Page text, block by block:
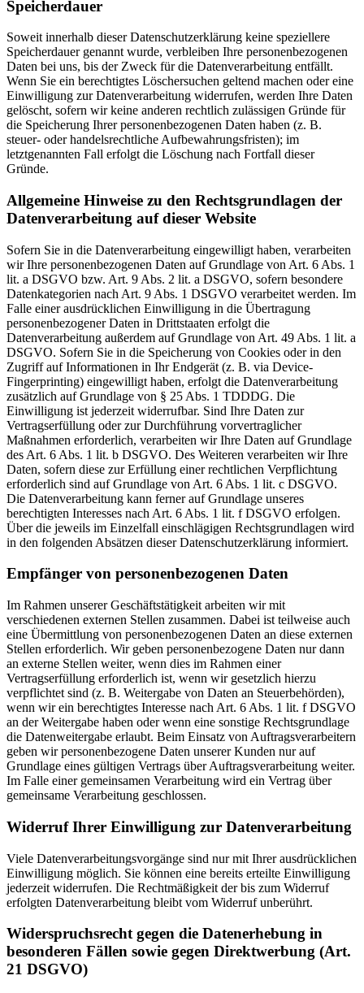
Speicherdauer
Soweit innerhalb dieser Datenschutzerklärung keine speziellere
Speicherdauer genannt wurde, verbleiben Ihre personenbezogenen
Daten bei uns, bis der Zweck für die Datenverarbeitung entfällt.
Wenn Sie ein berechtigtes Löschersuchen geltend machen oder eine
Einwilligung zur Datenverarbeitung widerrufen, werden Ihre Daten
gelöscht, sofern wir keine anderen rechtlich zulässigen Gründe für
die Speicherung Ihrer personenbezogenen Daten haben (z. B.
steuer- oder handelsrechtliche Aufbewahrungsfristen); im
letztgenannten Fall erfolgt die Löschung nach Fortfall dieser
Gründe.
Allgemeine Hinweise zu den Rechtsgrundlagen der
Datenverarbeitung auf dieser Website
Sofern Sie in die Datenverarbeitung eingewilligt haben, verarbeiten
wir Ihre personenbezogenen Daten auf Grundlage von Art. 6 Abs. 1
lit. a DSGVO bzw. Art. 9 Abs. 2 lit. a DSGVO, sofern besondere
Datenkategorien nach Art. 9 Abs. 1 DSGVO verarbeitet werden. Im
Falle einer ausdrücklichen Einwilligung in die Übertragung
personenbezogener Daten in Drittstaaten erfolgt die
Datenverarbeitung außerdem auf Grundlage von Art. 49 Abs. 1 lit. a
DSGVO. Sofern Sie in die Speicherung von Cookies oder in den
Zugriff auf Informationen in Ihr Endgerät (z. B. via Device-
Fingerprinting) eingewilligt haben, erfolgt die Datenverarbeitung
zusätzlich auf Grundlage von § 25 Abs. 1 TDDDG. Die
Einwilligung ist jederzeit widerrufbar. Sind Ihre Daten zur
Vertragserfüllung oder zur Durchführung vorvertraglicher
Maßnahmen erforderlich, verarbeiten wir Ihre Daten auf Grundlage
des Art. 6 Abs. 1 lit. b DSGVO. Des Weiteren verarbeiten wir Ihre
Daten, sofern diese zur Erfüllung einer rechtlichen Verpflichtung
erforderlich sind auf Grundlage von Art. 6 Abs. 1 lit. c DSGVO.
Die Datenverarbeitung kann ferner auf Grundlage unseres
berechtigten Interesses nach Art. 6 Abs. 1 lit. f DSGVO erfolgen.
Über die jeweils im Einzelfall einschlägigen Rechtsgrundlagen wird
in den folgenden Absätzen dieser Datenschutzerklärung informiert.
Empfänger von personenbezogenen Daten
Im Rahmen unserer Geschäftstätigkeit arbeiten wir mit
verschiedenen externen Stellen zusammen. Dabei ist teilweise auch
eine Übermittlung von personenbezogenen Daten an diese externen
Stellen erforderlich. Wir geben personenbezogene Daten nur dann
an externe Stellen weiter, wenn dies im Rahmen einer
Vertragserfüllung erforderlich ist, wenn wir gesetzlich hierzu
verpflichtet sind (z. B. Weitergabe von Daten an Steuerbehörden),
wenn wir ein berechtigtes Interesse nach Art. 6 Abs. 1 lit. f DSGVO
an der Weitergabe haben oder wenn eine sonstige Rechtsgrundlage
die Datenweitergabe erlaubt. Beim Einsatz von Auftragsverarbeitern
geben wir personenbezogene Daten unserer Kunden nur auf
Grundlage eines gültigen Vertrags über Auftragsverarbeitung weiter.
Im Falle einer gemeinsamen Verarbeitung wird ein Vertrag über
gemeinsame Verarbeitung geschlossen.
Widerruf Ihrer Einwilligung zur Datenverarbeitung
Viele Datenverarbeitungsvorgänge sind nur mit Ihrer ausdrücklichen
Einwilligung möglich. Sie können eine bereits erteilte Einwilligung
jederzeit widerrufen. Die Rechtmäßigkeit der bis zum Widerruf
erfolgten Datenverarbeitung bleibt vom Widerruf unberührt.
Widerspruchsrecht gegen die Datenerhebung in
besonderen Fällen sowie gegen Direktwerbung (Art.
21 DSGVO)